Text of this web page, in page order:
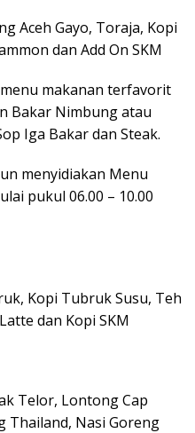
Aceh Gayo, Toraja, Kopi
dan Add On SKM
makanan terfavorit
Bakar Nimbung atau
Iga Bakar dan Steak.
menyidiakan Menu
pukul 06.00 – 10.00
Kopi Tubruk Susu, Teh
dan Kopi SKM
Telor, Lontong Cap
Thailand, Nasi Goreng